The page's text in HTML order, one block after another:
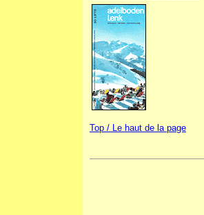
Top / Le haut de la page